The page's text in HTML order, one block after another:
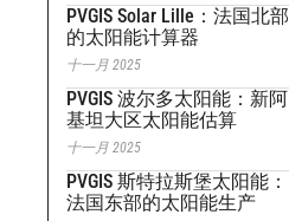
PVGIS Solar Lille：法国北部
的太阳能计算器
十一月 2025
PVGIS 波尔多太阳能：新阿
基坦大区太阳能估算
十一月 2025
PVGIS 斯特拉斯堡太阳能：
法国东部的太阳能生产